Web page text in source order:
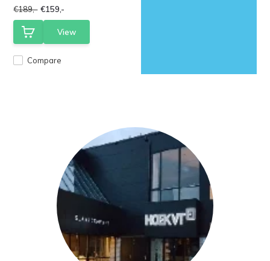
Compare
€189,- €159,-
View